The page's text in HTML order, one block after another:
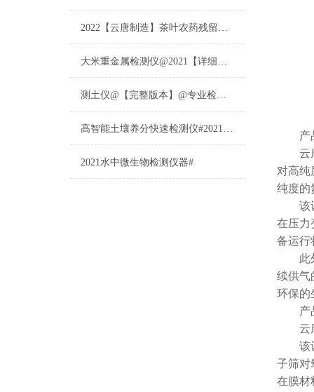
2022【云唐制造】茶叶农药残留检测仪多少钱一台@山东云唐仪器仪表制造
大米重金属检测仪@2021【详细版本】@专业检测大米重金属仪器仪表
测土仪@【完整版本】@专业检测土壤的仪器仪表
高智能土壤养分快速检测仪#2021【土壤养分检测专用仪器仪表】
2021水中微生物检测仪器#
产
云
对高纯
纯度的
该设
在压力
备运行
此外
续供气
环保的
产品
云
该设
子筛对
在膜材